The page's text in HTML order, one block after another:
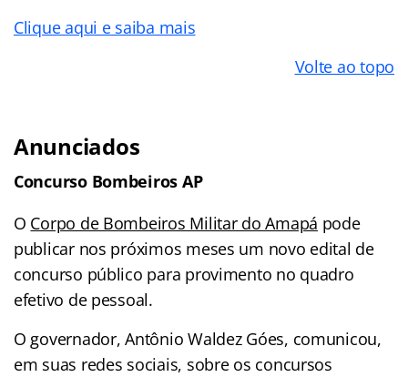
Clique aqui e saiba mais
Volte ao topo
Anunciados
Concurso Bombeiros AP
O Corpo de Bombeiros Militar do Amapá pode
publicar nos próximos meses um novo edital de
concurso público para provimento no quadro
efetivo de pessoal.
O governador, Antônio Waldez Góes, comunicou,
em suas redes sociais, sobre os concursos